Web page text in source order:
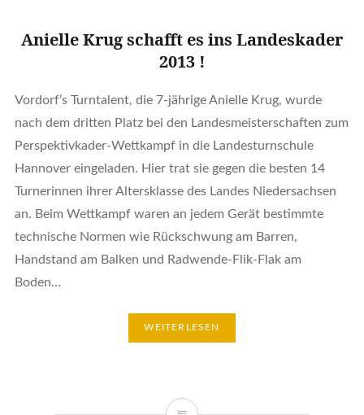
Anielle Krug schafft es ins Landeskader
2013 !
Vordorf’s Turntalent, die 7-jährige Anielle Krug, wurde
nach dem dritten Platz bei den Landesmeisterschaften zum
Perspektivkader-Wettkampf in die Landesturnschule
Hannover eingeladen. Hier trat sie gegen die besten 14
Turnerinnen ihrer Altersklasse des Landes Niedersachsen
an. Beim Wettkampf waren an jedem Gerät bestimmte
technische Normen wie Rückschwung am Barren,
Handstand am Balken und Radwende-Flik-Flak am
Boden…
WEITERLESEN